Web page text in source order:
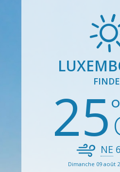
25NE 6
Dimanche 09 août